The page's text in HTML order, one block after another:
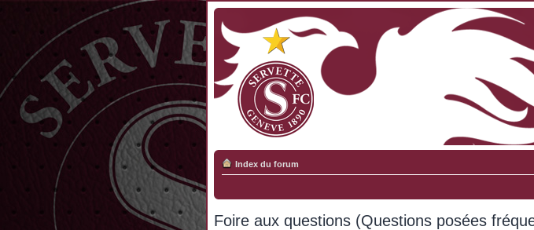
Index du forum
Foire aux questions (Questions posées